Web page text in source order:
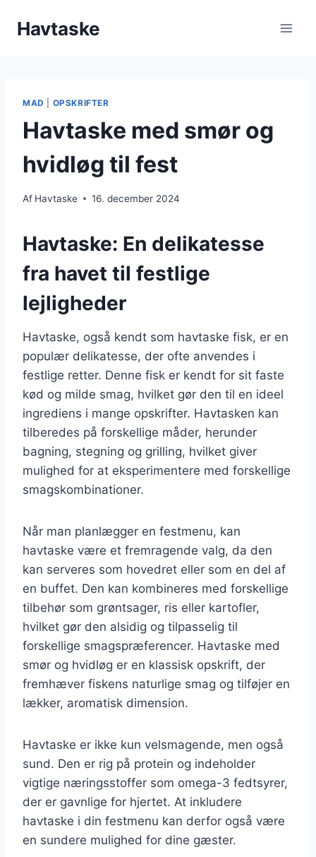
Havtaske
MAD OPSKRIFTER
Havtaske med smør og
hvidløg til fest
Af Havtaske 16. december 2024
Havtaske: En delikatesse
fra havet til festlige
lejligheder
Havtaske, også kendt som havtaske fisk, er en
populær delikatesse, der ofte anvendes i
festlige retter. Denne fisk er kendt for sit faste
kød og milde smag, hvilket gør den til en ideel
ingrediens i mange opskrifter. Havtasken kan
tilberedes på forskellige måder, herunder
bagning, stegning og grilling, hvilket giver
mulighed for at eksperimentere med forskellige
smagskombinationer.
Når man planlægger en festmenu, kan
havtaske være et fremragende valg, da den
kan serveres som hovedret eller som en del af
en buffet. Den kan kombineres med forskellige
tilbehør som grøntsager, ris eller kartofler,
hvilket gør den alsidig og tilpasselig til
forskellige smagspræferencer. Havtaske med
smør og hvidløg er en klassisk opskrift, der
fremhæver fiskens naturlige smag og tilføjer en
lækker, aromatisk dimension.
Havtaske er ikke kun velsmagende, men også
sund. Den er rig på protein og indeholder
vigtige næringsstoffer som omega-3 fedtsyrer,
der er gavnlige for hjertet. At inkludere
havtaske i din festmenu kan derfor også være
en sundere mulighed for dine gæster.